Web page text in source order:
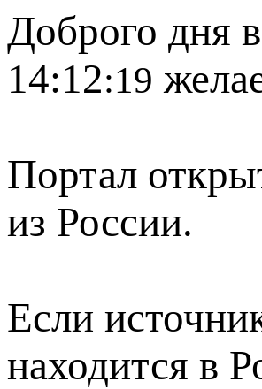
Доброго дня
14:12:19
Портал
из России.
Если
находится в